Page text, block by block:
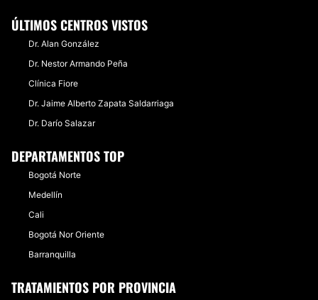
ÚLTIMOS CENTROS VISTOS
Dr. Alan González
Dr. Nestor Armando Peña
Clínica Fiore
Dr. Jaime Alberto Zapata Saldarriaga
Dr. Darío Salazar
DEPARTAMENTOS TOP
Bogotá Norte
Medellín
Cali
Bogotá Nor Oriente
Barranquilla
TRATAMIENTOS POR PROVINCIA